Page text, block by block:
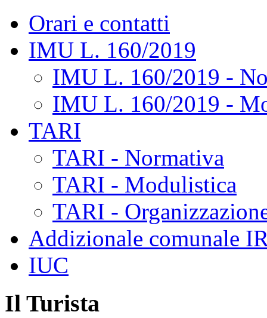
Orari e contatti
IMU L. 160/2019
IMU L. 160/2019 -
IMU L. 160/2019 -
TARI
TARI - Normativa
TARI - Modulistica
TARI -
Addizionale comunale
IUC
Il Turista